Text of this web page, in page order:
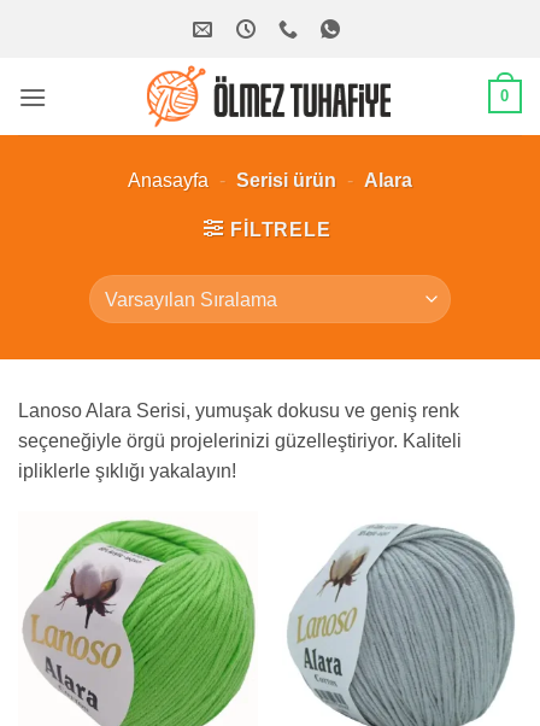
0
Anasayfa - Serisi ürün - Alara
FILTRELE
Lanoso Alara Serisi, yumuşak dokusu ve geniş renk
seçeneğiyle örgü projelerinizi güzelleştiriyor. Kaliteli
ipliklerle şıklığı yakalayın!